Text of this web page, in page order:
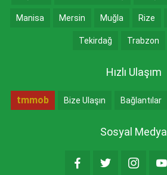
Manisa Mersin Muğla Rize
Tekirdağ Trabzon
Hızlı Ulaşım
tmmob Bize Ulaşın Bağlantılar
Sosyal Medya